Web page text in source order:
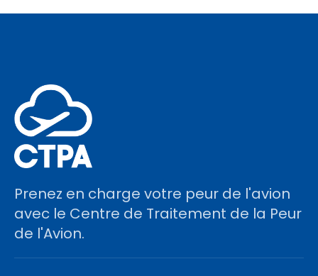
Prenez en charge votre peur de l'avion
avec le Centre de Traitement de la Peur
de l'Avion.